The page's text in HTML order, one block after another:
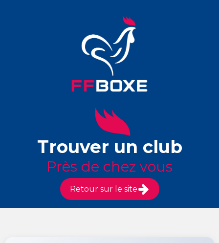
Trouver un club
Près de chez vous
Retour sur le site